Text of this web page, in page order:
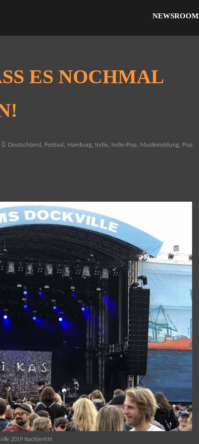
NEWSROOM
ES NOCHMAL
Deutschland , Festival , Hamburg, Indie, Indie-Pop, Musikmeldung, Pop
2019 Nachbericht